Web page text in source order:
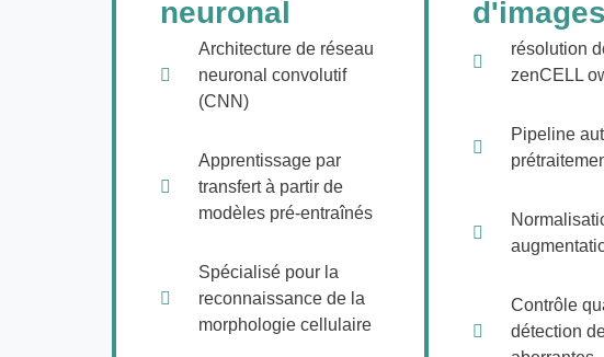
neuronal
Architecture de réseau
neuronal convolutif
(CNN)
Apprentissage par
transfert à partir de
modèles pré-entraînés
Spécialisé pour la
reconnaissance de la
morphologie cellulaire
d'images
résolution
zenCELL
Pipeline
Contrôle
détection